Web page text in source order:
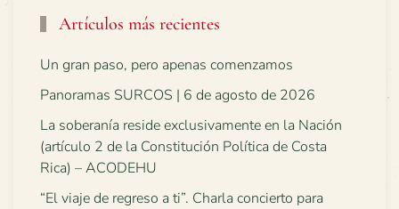
Artículos más recientes
Un gran paso, pero apenas comenzamos
Panoramas SURCOS | 6 de agosto de 2026
La soberanía reside exclusivamente en la Nación
(artículo 2 de la Constitución Política de Costa
Rica) – ACODEHU
“El viaje de regreso a ti”. Charla concierto para